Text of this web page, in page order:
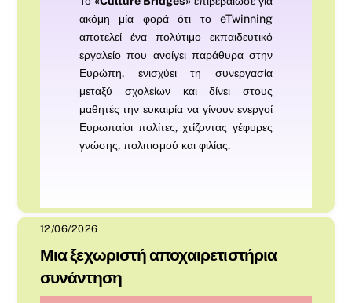
ακόμη μία φορά ότι το eTwinning
αποτελεί ένα πολύτιμο εκπαιδευτικό
εργαλείο που ανοίγει παράθυρα στην
Ευρώπη, ενισχύει τη συνεργασία
μεταξύ σχολείων και δίνει στους
μαθητές την ευκαιρία να γίνουν ενεργοί
Ευρωπαίοι πολίτες, χτίζοντας γέφυρες
γνώσης, πολιτισμού και φιλίας.
12/06/2026
Μια ξεχωριστή αποχαιρετιστήρια
συνάντηση